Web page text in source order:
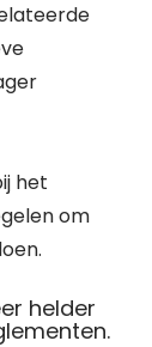
het
om
helder